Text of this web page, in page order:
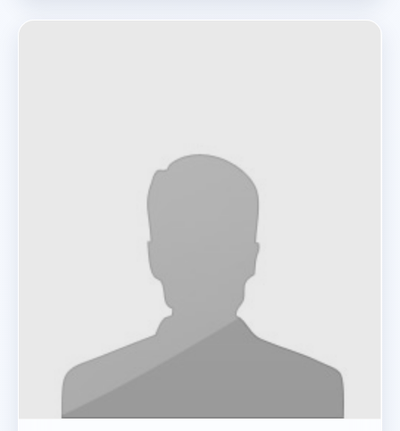
I.03.07 — Restauration des sites de traitement des
I.06.01 — Installation classée pour la protection de